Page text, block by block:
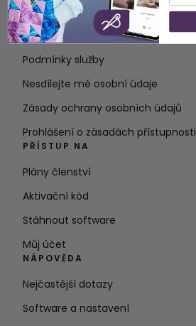
O společnosti SVP Worldwide
Kontakt
Podmínky služby
Nesdílejte mé osobní údaje
Zásady ochrany osobních údajů
Prohlášení o zásadách přístupnosti
PŘÍSTUP NA
Plány členství
Aktivační kód
Stáhnout software
Můj účet
NÁPOVĚDA
Nejčastější dotazy
Software a nastavení